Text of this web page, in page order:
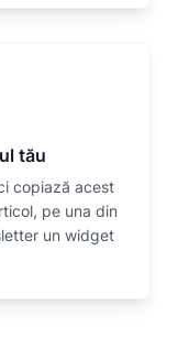
tău
copiază acest
pe una din
un widget